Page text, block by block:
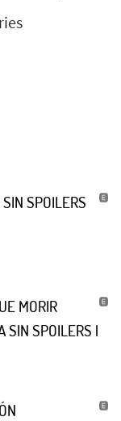
SPOILERS
MORIR
SIN SPOILERS |